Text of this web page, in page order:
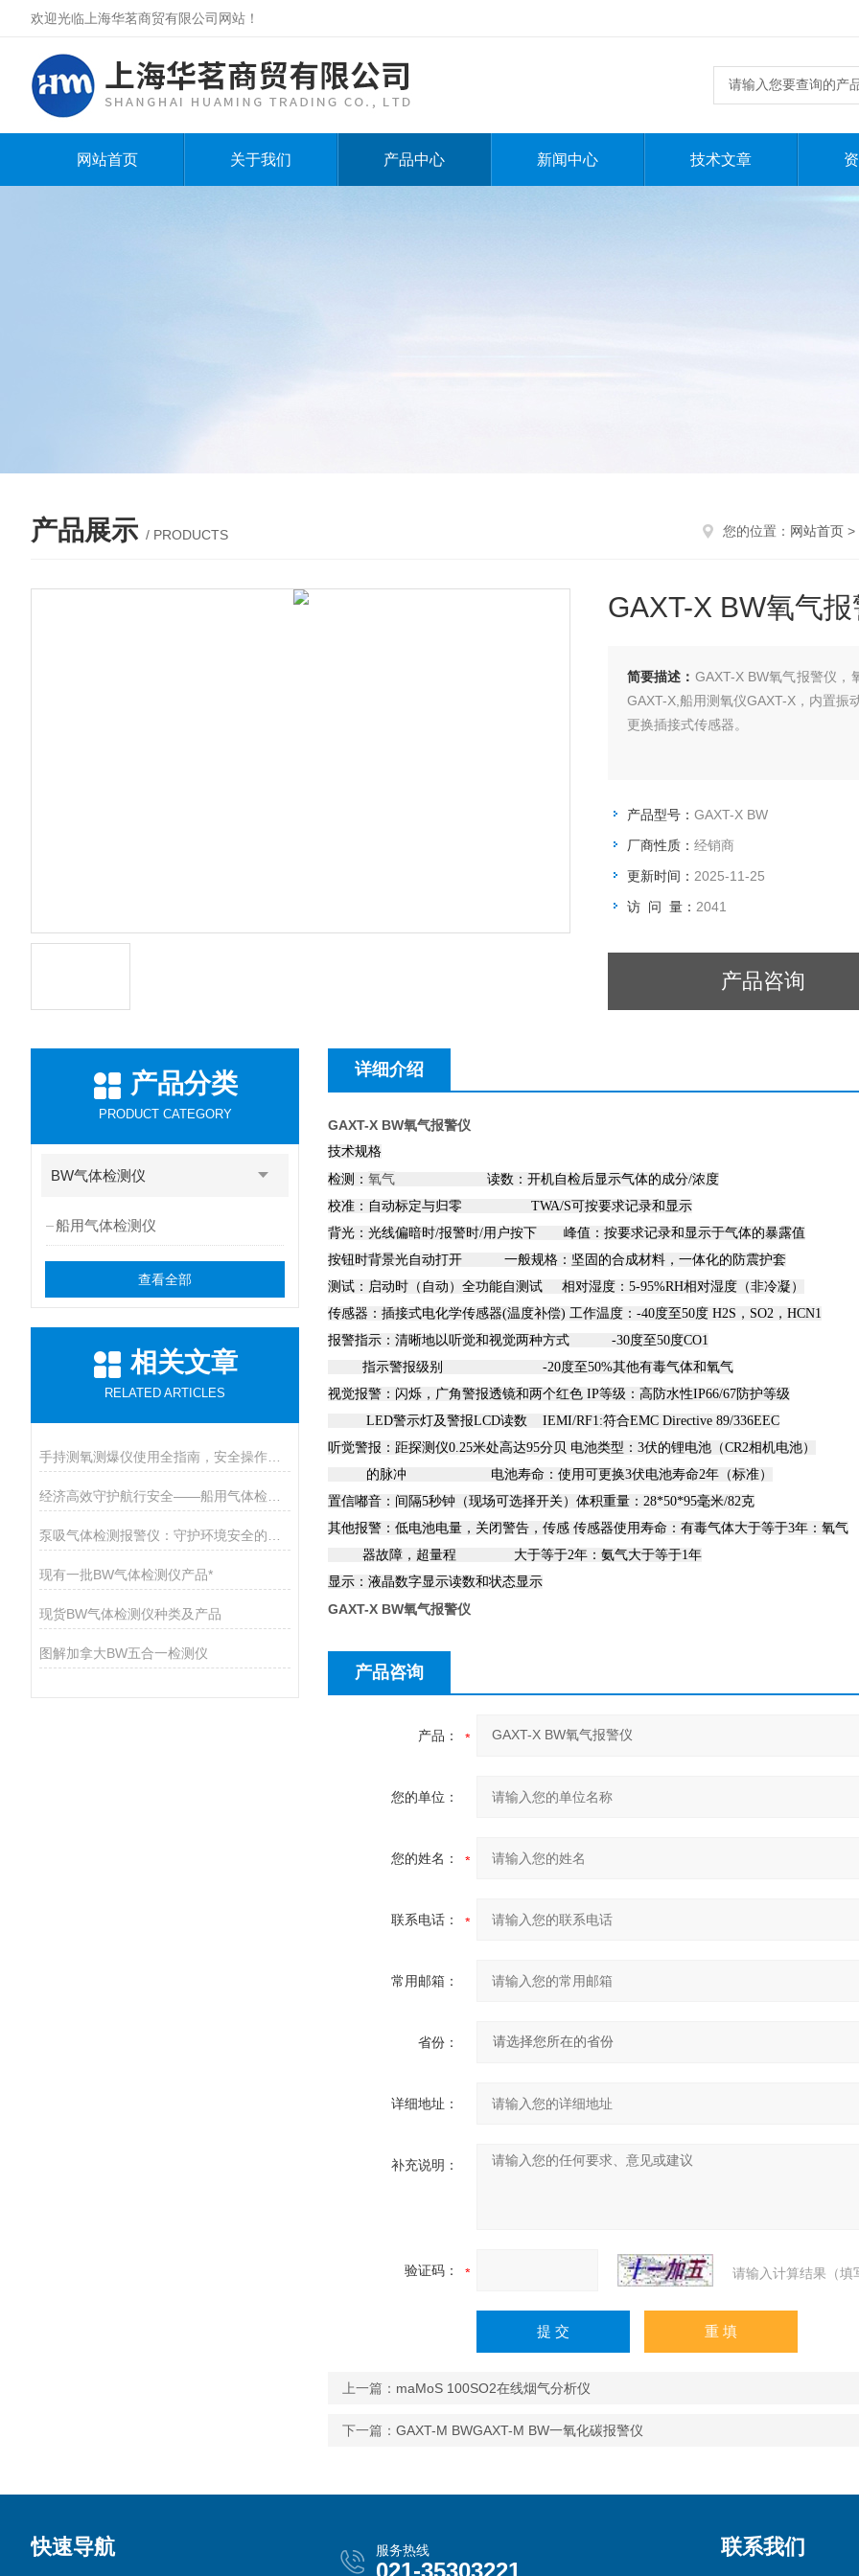
欢迎光临上海华茗商贸有限公司网站！
网站首页 关于我们 产品中心 新闻中心 技术文章
产品展示 / PRODUCTS 您的位置： 网站首页 >
GAXT-X BW氧气
简要描述： GAXT-X BW氧气报警仪，
GAXT-X,船用测氧仪GAXT-X，内置振
更换插接式传感器。
产品型号： GAXT-X BW
厂商性质： 经销商
更新时间： 2025-11-25
访 问 量： 2041
产品咨询
产品分类
PRODUCT CATEGORY
BW气体检测仪
船用气体检测仪
查看全部
相关文章
RELATED ARTICLES
现有一批BW气体检测仪产品*
现货BW气体检测仪种类及产品
图解加拿大BW五合一检测仪
详细介绍
GAXT-X BW氧气报警仪
技术规格
检测： 氧气 读数：开机自检后显示气体的成分/浓度
校准：自动标定与归零 TWA/S可按要求记录和显示
背光：光线偏暗时/报警时/用户按下 峰值：按要求记录和显示于气体的暴露值
按钮时背景光自动打开 一般规格：坚固的合成材料，一体化的防震护套
测试：启动时（自动）全功能自测试 相对湿度：5-95%RH相对湿度（非冷凝）
传感器：插接式电化学传感器(温度补偿) 工作温度：-40度至50度 H2S，SO2，HCN1
报警指示：清晰地以听觉和视觉两种方式 -30度至50度CO1
指示警报级别 -20度至50%其他有毒气体和氧气
视觉报警：闪烁，广角警报透镜和两个红色 IP等级：高防水性IP66/67防护等级
LED警示灯及警报LCD读数 IEMI/RF1:符合EMC Directive 89/336EEC
听觉警报：距探测仪0.25米处高达95分贝 电池类型：3伏的锂电池（CR2相机电池）
的脉冲 电池寿命：使用可更换3伏电池寿命2年（标准）
置信嘟音：间隔5秒钟（现场可选择开关）体积重量：28*50*95毫米/82克
其他报警：低电池电量，关闭警告，传感 传感器使用寿命：有毒气体大于等于3年：氧气
器故障，超量程 大于等于2年：氨气大于等于1年
显示：液晶数字显示读数和状态显示
GAXT-X BW氧气报警仪
产品咨询
产品：
您的单位：
您的姓名：
联系电话：
常用邮箱：
省份：
详细地址：
补充说明：
验证码： 请输入计算结果（填
上一篇： maMoS 100SO2在线烟气分析仪
下一篇： GAXT-M BWGAXT-M BW一氧化碳报警仪
快速导航 服务热线
021-35303221
联系我们